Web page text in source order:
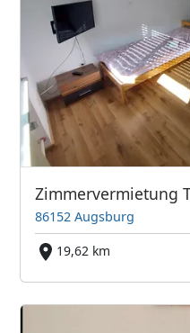
86152 Augsburg
19,62 km